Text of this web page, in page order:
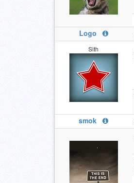
Logo
Sith
smok